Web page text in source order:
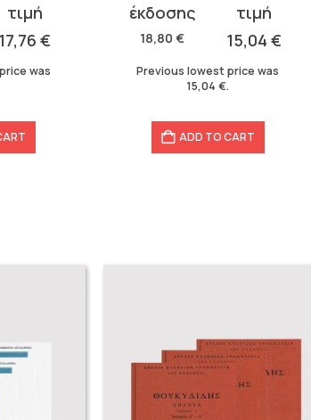
17,76€
was
18,80€
price
was:
18,80 €.
15,04 €
price
15,04 €.
Previous lowest price was
15,04€.
ADD TO CART